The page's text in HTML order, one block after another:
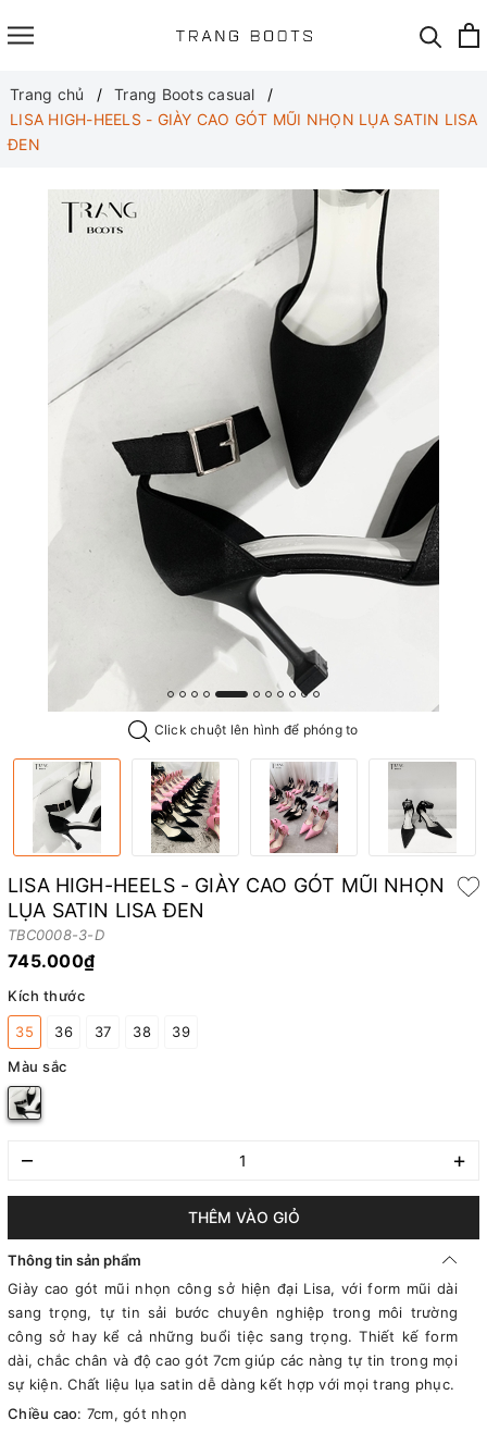
Trang chủ
Trang Boots casual
LISA HIGH-HEELS - GIÀY CAO GÓT MŨI NHỌN LỤA SATIN LISA
ĐEN
Click chuột lên hình để phóng to
LISA HIGH-HEELS - GIÀY CAO GÓT MŨI NHỌN
LỤA SATIN LISA ĐEN
TBC0008-3-D
745.000₫
Kích thước
35 36 37 38
39
Màu sắc
– +
THÊM VÀO GIỎ
Thông tin sản phẩm
Giày cao gót mũi nhọn công sở hiện đại Lisa, với form mũi dài
sang trọng, tự tin sải bước chuyên nghiệp trong môi trường
công sở hay kể cả những buổi tiệc sang trọng. Thiết kế form
dài, chắc chân và độ cao gót 7cm giúp các nàng tự tin trong mọi
sự kiện. Chất liệu lụa satin dễ dàng kết hợp với mọi trang phục.
Chiều cao: 7cm, gót nhọn